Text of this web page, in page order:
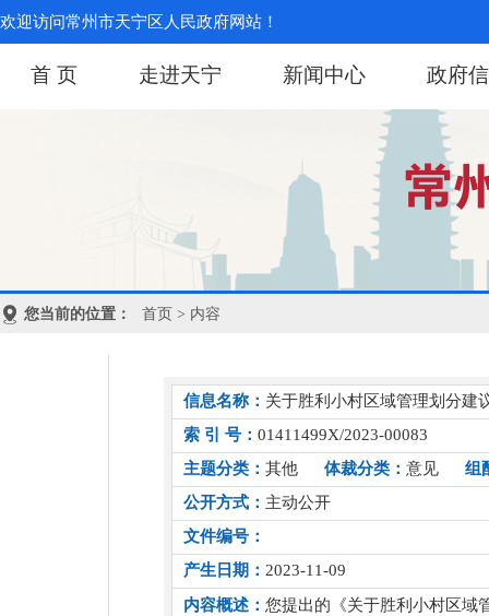
欢迎访问常州市天宁区人民政府网站！
首 页 走进天宁 新闻中心 政府
您当前的位置： 首页 > 内容
信息名称： 关于胜利小村区域管理划分建
索 引 号： 01411499X/2023-00083
主题分类： 其他 体裁分类： 意见
组
公开方式： 主动公开
文件编号：
产生日期： 2023-11-09
内容概述： 您提出的《关于胜利小村区域